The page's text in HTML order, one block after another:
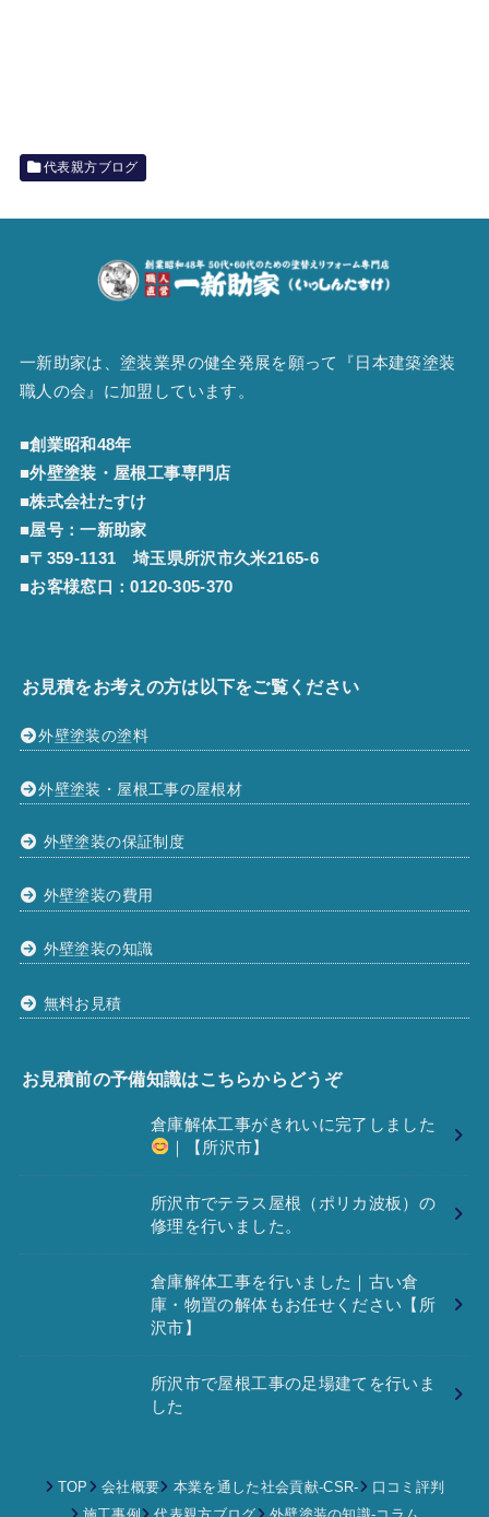
代表親方ブログ
一新助家は、塗装業界の健全発展を願って『日本建築塗装
職人の会 』に加盟しています。
■創業昭和48年
■外壁塗装・屋根工事専門店
■株式会社たすけ
■屋号：一新助家
■〒359-1131 埼玉県所沢市久米2165-6
■お客様窓口：0120-305-370
お見積をお考えの方は以下をご覧ください
外壁塗装の塗料
外壁塗装・屋根工事の屋根材
外壁塗装の保証制度
外壁塗装の費用
外壁塗装の知識
無料お見積
お見積前の予備知識はこちらからどうぞ
倉庫解体工事がきれいに完了しました
｜【所沢市】
所沢市でテラス屋根（ポリカ波板）の
修理を行いました。
倉庫解体工事を行いました｜古い倉
庫・物置の解体もお任せください【所
沢市】
所沢市で屋根工事の足場建てを行いま
した
TOP 会社概要 本業を通した社会貢献-CSR-
口コミ評判